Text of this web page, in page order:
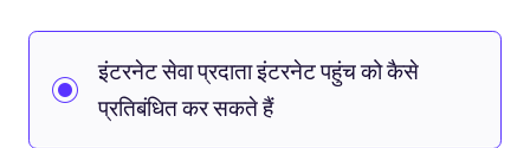
इंटरनेट सेवा प्रदाता इंटरनेट पहुंच को कैसे
प्रतिबंधित कर सकते हैं